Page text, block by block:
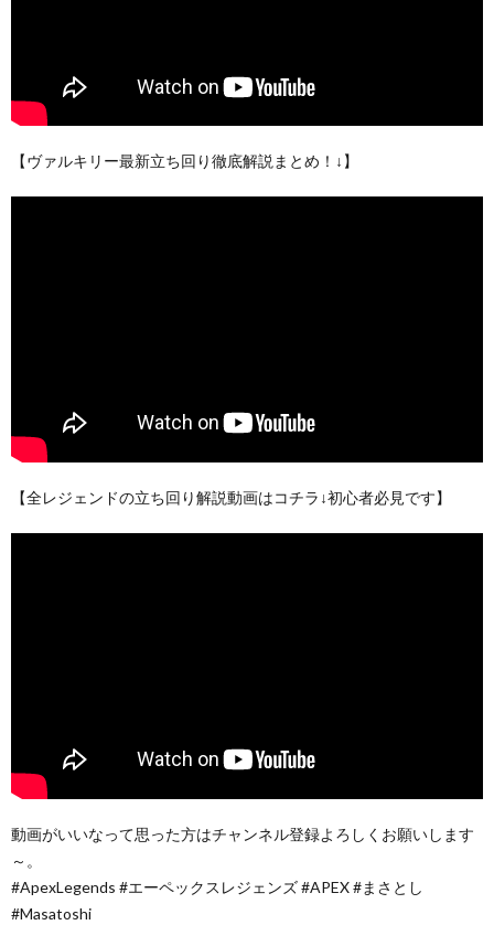
【ヴァルキリー最新立ち回り徹底解説まとめ！↓】
【全レジェンドの立ち回り解説動画はコチラ↓初心者必見です】
動画がいいなって思った方はチャンネル登録よろしくお願いします
～。
#ApexLegends #エーペックスレジェンズ #APEX #まさとし
#Masatoshi